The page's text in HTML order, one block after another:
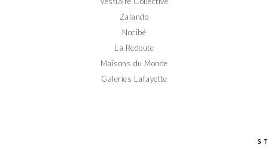
Zalando
Nocibé
La Redoute
Maisons du Monde
Galeries Lafayette